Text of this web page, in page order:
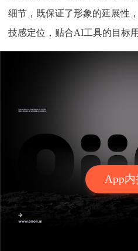
App内
细节，既保证了形象的延展性
技感定位，贴合AI工具的目标